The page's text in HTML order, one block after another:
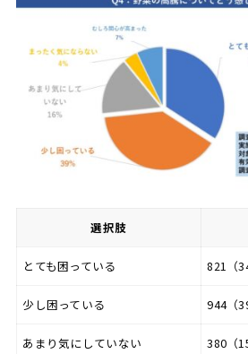
選択肢
とても困っている 821（
少し困っている 944（
あまり気にしていない 380（